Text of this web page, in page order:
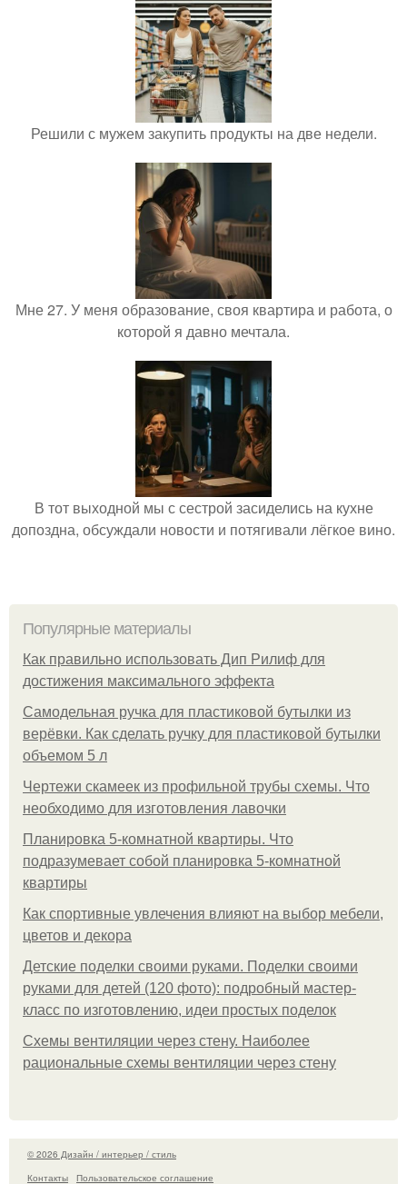
Решили с мужем закупить продукты на две недели.
Мне 27. У меня образование, своя квартира и работа, о
которой я давно мечтала.
В тот выходной мы с сестрой засиделись на кухне
допоздна, обсуждали новости и потягивали лёгкое вино.
Популярные материалы
Как правильно использовать Дип Рилиф для
достижения максимального эффекта
Самодельная ручка для пластиковой бутылки из
верёвки. Как сделать ручку для пластиковой бутылки
объемом 5 л
Чертежи скамеек из профильной трубы схемы. Что
необходимо для изготовления лавочки
Планировка 5-комнатной квартиры. Что
подразумевает собой планировка 5-комнатной
квартиры
Как спортивные увлечения влияют на выбор мебели,
цветов и декора
Детские поделки своими руками. Поделки своими
руками для детей (120 фото): подробный мастер-
класс по изготовлению, идеи простых поделок
Схемы вентиляции через стену. Наиболее
рациональные схемы вентиляции через стену
© 2026 Дизайн / интерьер / стиль
Контакты
Пользовательское соглашение